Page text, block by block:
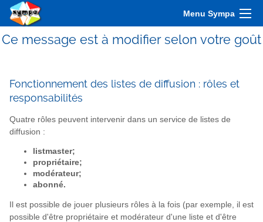
Menu Sympa
Ce message est à modifier selon votre goût
Fonctionnement des listes de diffusion : rôles et
responsabilités
Quatre rôles peuvent intervenir dans un service de listes de
diffusion :
listmaster;
propriétaire;
modérateur;
abonné.
Il est possible de jouer plusieurs rôles à la fois (par exemple, il est
possible d'être propriétaire et modérateur d'une liste et d'être